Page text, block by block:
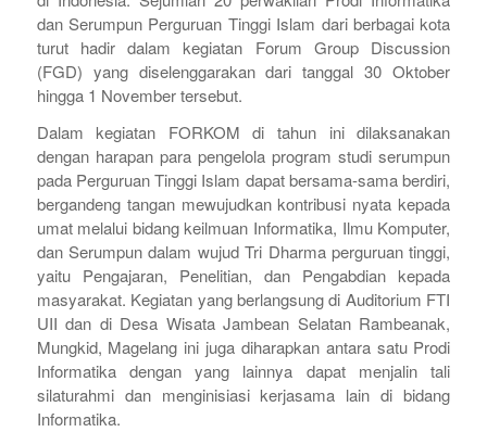
dan Serumpun Perguruan Tinggi Islam dari berbagai kota
turut hadir dalam kegiatan Forum Group Discussion
(FGD) yang diselenggarakan dari tanggal 30 Oktober
hingga 1 November tersebut.
Dalam kegiatan FORKOM di tahun ini dilaksanakan
dengan harapan para pengelola program studi serumpun
pada Perguruan Tinggi Islam dapat bersama-sama berdiri,
bergandeng tangan mewujudkan kontribusi nyata kepada
umat melalui bidang keilmuan Informatika, Ilmu Komputer,
dan Serumpun dalam wujud Tri Dharma perguruan tinggi,
yaitu Pengajaran, Penelitian, dan Pengabdian kepada
masyarakat. Kegiatan yang berlangsung di Auditorium FTI
UII dan di Desa Wisata Jambean Selatan Rambeanak,
Mungkid, Magelang ini juga diharapkan antara satu Prodi
Informatika dengan yang lainnya dapat menjalin tali
silaturahmi dan menginisiasi kerjasama lain di bidang
Informatika.